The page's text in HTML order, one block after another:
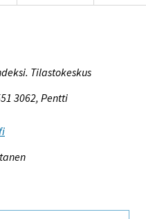
Tilastokeskus
3062, Pentti